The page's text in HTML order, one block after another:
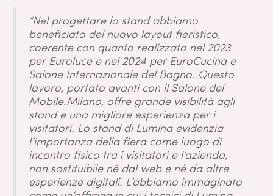
“Nel progettare lo stand abbiamo
beneficiato del nuovo layout fieristico,
coerente con quanto realizzato nel 2023
per Euroluce e nel 2024 per EuroCucina e
Salone Internazionale del Bagno. Questo
lavoro, portato avanti con il Salone del
Mobile.Milano, offre grande visibilità agli
stand e una migliore esperienza per i
visitatori. Lo stand di Lumina evidenzia
l’importanza della fiera come luogo di
incontro fisico tra i visitatori e l’azienda,
non sostituibile né dal web e né da altre
esperienze digitali. L’abbiamo immaginato